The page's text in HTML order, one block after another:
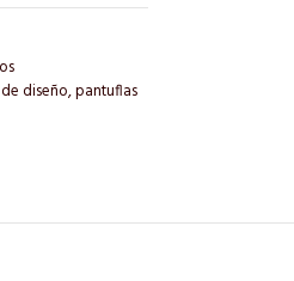
diseño,pantuflas